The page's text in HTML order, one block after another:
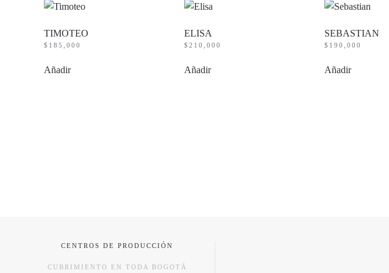
TIMOTEO
$ 185,000
Añadir
ELISA
$ 210,000
Añadir
SEBASTIAN
$ 190,000
Añadir
CENTROS DE PRODUCCIÓN
CUBRIMIENTO EN TODA BOGOTÁ